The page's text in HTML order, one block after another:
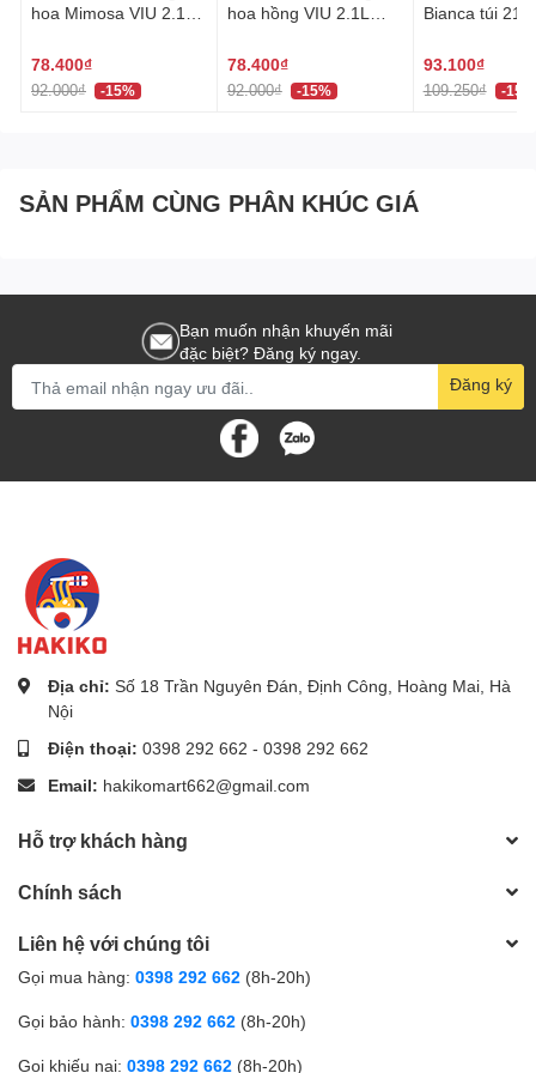
hoa Mimosa VIU 2.1L
섬유
78.400₫
92.000₫ -15%
hoa hồng VIU 2.1L
섬유
78.400₫
92.000₫ -15%
Bianca túi
비앙카 섬유유
93.100₫
109.250₫ -15%
SẢN PHẨM CÙNG PHÂN KHÚC GIÁ
Bạn muốn nhận khuyến mãi
đặc biệt? Đăng ký ngay.
Đăng ký
Địa chỉ: Số 18 Trần Nguyên Đán, Định Công, Hoàng Mai, Hà
Nội
Điện thoại: 0398 292 662 - 0398 292 662
Email: hakikomart662@gmail.com
Hỗ trợ khách hàng
Chính sách
Liên hệ với chúng tôi
Gọi mua hàng: 0398 292 662 (8h-20h)
Gọi bảo hành: 0398 292 662 (8h-20h)
Gọi khiếu nại: 0398 292 662 (8h-20h)